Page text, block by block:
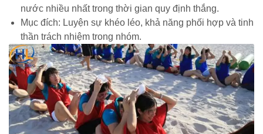
nước nhiều nhất trong thời gian quy định thắng.
Mục đích: Luyện sự khéo léo, khả năng phối hợp và tinh
thần trách nhiệm trong nhóm.